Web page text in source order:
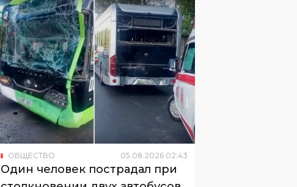
ОБЩЕСТВО 08 2026 02:43
Один человек пострадал при
столкновении двух автобусов
в Ташкенте
Автобус маршрута №17 столкнулся с
электробусом на остановке «Юлдуз».